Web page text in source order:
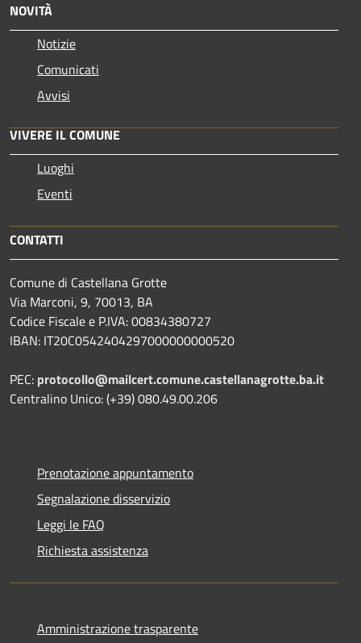
NOVITÀ
Notizie
Comunicati
Avvisi
VIVERE IL COMUNE
Luoghi
Eventi
CONTATTI
Comune di Castellana Grotte
Via Marconi, 9, 70013, BA
Codice Fiscale e P.IVA: 00834380727
IBAN: IT20C0542404297000000000520
PEC: protocollo@mailcert.comune.castellanagrotte.ba.it
Centralino Unico: (+39) 080.49.00.206
Prenotazione appuntamento
Segnalazione disservizio
Leggi le FAQ
Richiesta assistenza
Amministrazione trasparente